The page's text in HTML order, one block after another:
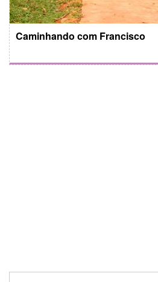
Caminhando com Francisco